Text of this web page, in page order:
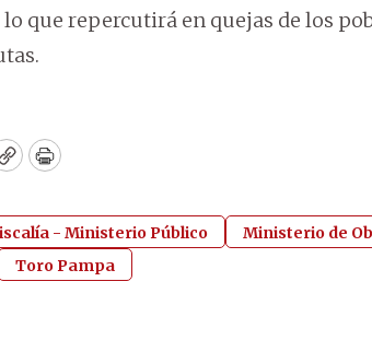
que repercutirá en quejas de los
CopyPrint
- Ministerio Público
Ministerio de
Toro Pampa